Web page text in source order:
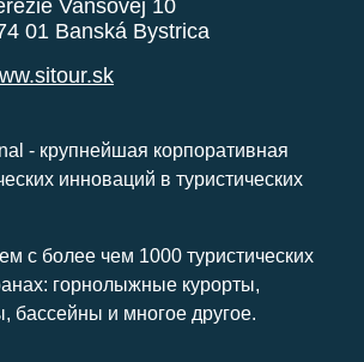
Vansovej 10
01 Banská Bystrica
- крупнейшая корпоративная
инноваций в туристических
с более чем 1000 туристических
горнолыжные курорты,
бассейны и многое другое.